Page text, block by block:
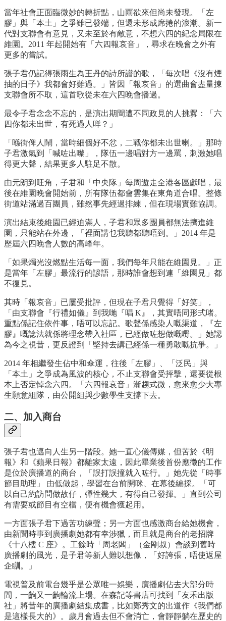
當年社會正面臨微妙的轉折點，山雨欲來但尚未發現。「左
膠」與「本土」之爭雖已發端，但還未形成席捲的浪潮。新一
代對支聯會有意見，又未至於有敵意，不想六四的紀念局限在
維園。2011 年起開始有「六四報哀音」，尋求在晚會之外有
更多的嘗試。
張子君仍記得張雨生為王丹的詩所譜的歌，「每次唱《沒有煙
抽的日子》我都會好難過。」皆因「報哀音」的選曲會盡量揀
支聯會所不取，這首歌從未在六四晚會播過。
最令子君念念不忘的，是演出期間遭不同政見的人挑釁：「六
四你都未出世，有死過人咩？」
「喺街俾人鬧，當時細個好不忿，二戰你都未出世喇。」那時
子君激氣到「喊咗出嚟」，隊伍一邊唱對方一邊罵，刺激她唱
得更大聲，結果更多人駐足不散。
由元朗到旺角，子君和「中央隊」每周遊走全港各區獻唱，最
後在維園晚會開始前，所有隊伍都會雲集在東角道合唱。整條
街道站滿過百團員，雖然事先經過排練，但在現場實難協調。
演出結束後維園已經迫滿人，子君和眾多團員都無法擠進維
園，只能站在外邊，「裡面講乜我聽都聽唔到。」2014 年是
歷屆六四晚會人數的高峰年。
「如果燭光沒燃點生活每一面，我們每年只能在維園見。」正
是當年「左膠」最流行的諺語，那時誰會想到連「維園見」都
不復見。
其時「報哀音」已屢受批評，但現在子君只覺得「好笑」，
「由支聯會『行禮如儀』到我哋『唱 K』，其實唔同形式啫。
重點係記住依件事，唔可以忘記。歌聲係感染人嘅渠道，『左
膠』嘅諗法就係將理念帶入社區，已經做咗想做嘅嘢。」她認
為今之視昔，更反證到「堅持去講已經係一種勇敢嘅抗爭。」
2014 年相繼發生佔中和傘運，往後「左膠」、「泛民」與
「本土」之爭成為風波的核心，不止支聯會受抨擊，還要從根
本上否定悼念六四。「六四報哀音」漸趨式微，愈來愈少大專
生願意組隊，由公開組與少數學生支撐下去。
二、加入商台
張子君也邁向人生另一階段。她一直心儀傳媒，但苦於《明
報》和《蘋果日報》都離家太遠，因此畢業後首份應徵的工作
是位於廣播道的商台，「誤打誤撞就入咗行。」她先從「時事
節目助理」 由低做起，學習在台前開咪、在幕後編採。「可
以自己約訪問做故仔，彈性幾大，有得自己發揮。」直到公司
有需要或節目有空檔，便有機會獲起用。
一方面張子君下過苦功練聲；另一方面也感激商台給她機會，
由新聞時事到廣播劇她都有幸涉獵，而且就是商台的老招牌
《十八樓 C 座》。工餘時「周老闆」（金剛叔）會談到舊時
廣播劇的風光，是子君等新人難以想像，「好誇張，唔使返屋
企瞓。」
電視普及前電台幾乎是公眾唯一娛樂，廣播劇佔去大部分時
間，一齣又一齣輪流上場。在森記等書店可找到「友禾出版
社」將昔年的廣播劇結集成書，比如鄭秀文的出道作《我們都
是這樣長大的》。歲月會過去但不會消亡，會靜靜躺在歷史的